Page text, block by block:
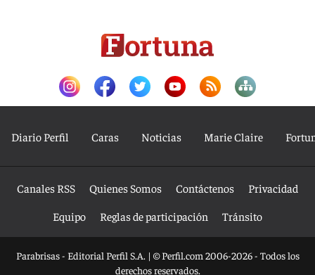
Diario Perfil Caras Noticias Marie Claire
Canales RSS Quienes Somos Contáctenos
Privacidad
Equipo
Reglas de participación Tránsito
Parabrisas - Editorial Perfil S.A. | © Perfil.com 2006-2026 - Todos los
derechos reservados.